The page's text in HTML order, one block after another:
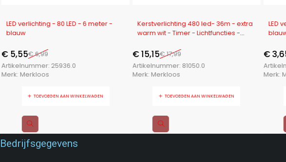
-21%
LED verlichting - 80 LED - 6 meter -
blauw
€6,99
€5,55
Artikelnummer: 25936.0
Merk: Merkloos
TOEVOEGEN AAN WINKELWAGEN
-16%
Kerstverlichting 480 led- 36m - extra
warm wit - Timer - Lichtfuncties -
€17,99
€15,15
Artikelnummer: 81050.0
Merk: Merkloos
TOEVOEGEN AAN WINKELWAGEN
-27%
LED
€
Merk:
Bedrijfsgegevens